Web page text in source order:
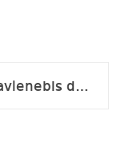
Ma saswavlo gegma (gavlenebis da komunikaciis fsiqologia).pdf